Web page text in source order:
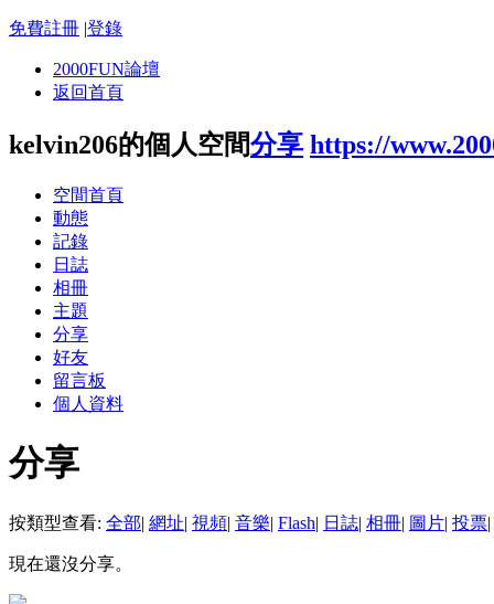
免費註冊 |登錄
2000FUN論壇
返回首頁
kelvin206的個人空間分享 https://
空間首頁
動態
記錄
日誌
相冊
主題
分享
好友
留言板
個人資料
分享
按類型查看: 全部| 網址| 視頻| 音樂| Flash| 日誌| 相冊| 圖片| 投票|
現在還沒分享。